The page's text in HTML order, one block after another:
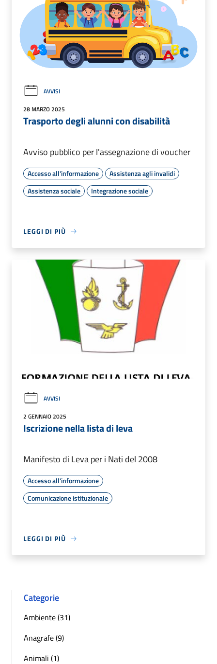
AVVISI
28 MARZO 2025
Trasporto degli alunni con disabilità
Avviso pubblico per l'assegnazione di voucher
Accesso all'informazione
Assistenza agli invalidi
Assistenza sociale
Integrazione sociale
LEGGI DI PIÙ
AVVISI
2 GENNAIO 2025
Iscrizione nella lista di leva
Manifesto di Leva per i Nati del 2008
Accesso all'informazione
Comunicazione istituzionale
LEGGI DI PIÙ
Categorie
Ambiente (31)
Anagrafe (9)
Animali (1)